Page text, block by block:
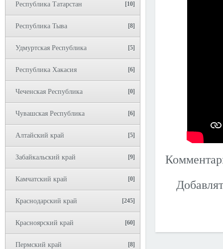
Республика Татарстан [10]
Республика Тыва [8]
Удмуртская Республика [5]
Республика Хакасия [6]
Чеченская Республика [0]
Чувашская Республика [6]
Алтайский край [5]
Забайкальский край [9]
Камчатский край [0]
Краснодарский край [245]
Красноярский край [60]
Пермский край [8]